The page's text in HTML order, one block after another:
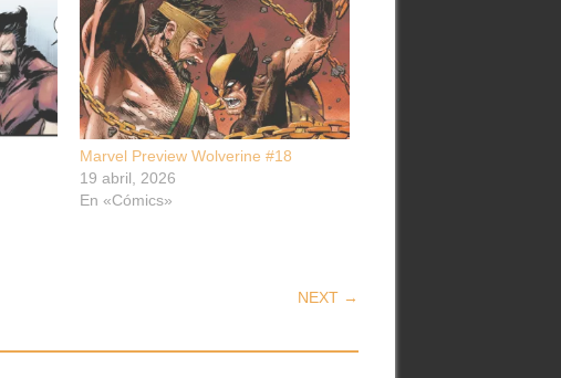
Marvel Preview Wolverine #18
19 abril, 2026
En «Cómics»
NEXT →